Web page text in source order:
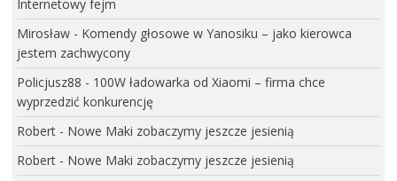
Internetowy fejm
Mirosław- Komendy głosowe w Yanosiku – jako kierowca
jestem zachwycony
Policjusz88 - 100W ładowarka od Xiaomi – firma chce
wyprzedzić konkurencję
Robert- Nowe Maki zobaczymy jeszcze jesienią
Robert- Nowe Maki zobaczymy jeszcze jesienią